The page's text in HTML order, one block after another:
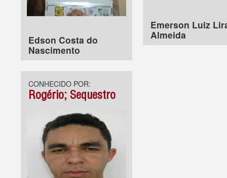
Edson Costa do
Nascimento
Emerson Luiz
Almeida
CONHECIDO POR:
Rogério; Sequestro